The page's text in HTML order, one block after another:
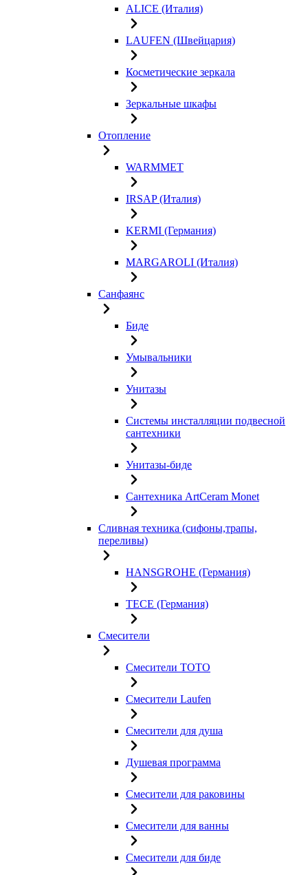
ALICE (Италия)
LAUFEN (Швейцария)
Косметические зеркала
Зеркальные шкафы
Отопление
WARMMET
IRSAP (Италия)
KERMI (Германия)
MARGAROLI (Италия)
Санфаянс
Биде
Умывальники
Унитазы
Системы инсталляции подвесной
сантехники
Унитазы-биде
Сантехника ArtCeram Monet
Сливная техника (сифоны,трапы,
переливы)
HANSGROHE (Германия)
TECE (Германия)
Смесители
Смесители TOTO
Смесители Laufen
Смесители для душа
Душевая программа
Смесители для раковины
Смесители для ванны
Смесители для биде